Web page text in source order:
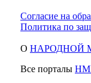
Согласие на
Политика по
О НАРОДНОЙ
Все порталы